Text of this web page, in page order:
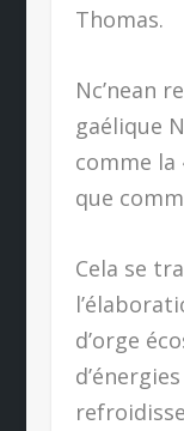
Thomas.
Nc’nean
gaélique
comme la
que
Cela se
d’orge